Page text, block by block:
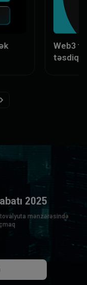
Web3
2025
mənzərəsində